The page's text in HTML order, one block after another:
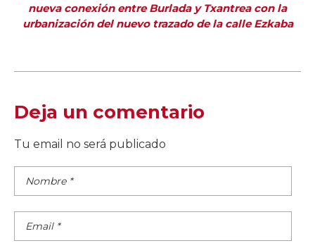
nueva conexión entre Burlada y Txantrea con la
urbanización del nuevo trazado de la calle Ezkaba
Deja un comentario
Tu email no será publicado